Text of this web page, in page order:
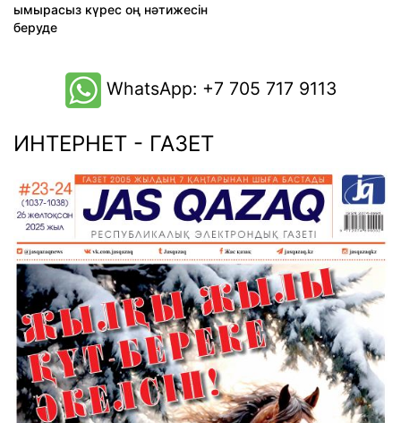
ымырасыз күрес оң нәтижесін
беруде
WhatsApp: +7 705 717 9113
ИНТЕРНЕТ - ГАЗЕТ